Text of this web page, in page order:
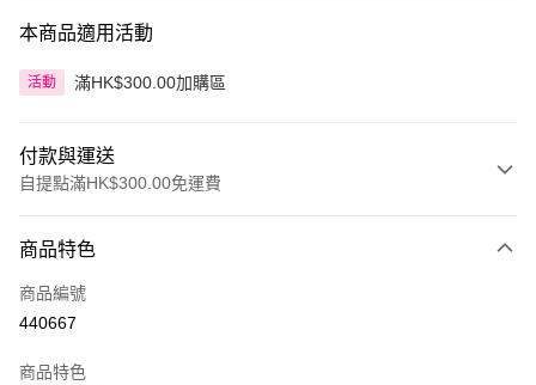
本商品適用活動
活動 滿HK$300.00加購區
付款與運送
自提點滿HK$300.00免運費
信用卡
Apple Pay
商品特色
商品編號
440667
商品特色